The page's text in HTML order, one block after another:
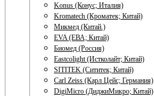
Konus (Конус; Италия)
Kromatech (Кроматек; Китай)
Микмед (Китай.)
EVA (ЕВА; Китай)
Биомед (Россия)
Eastcolight (Истколайт; Китай)
SITITEK (Сититек; Китай)
Carl Zeiss (Карл Цейс; Германия)
DigiMicro (ДиджиМикро; Китай)